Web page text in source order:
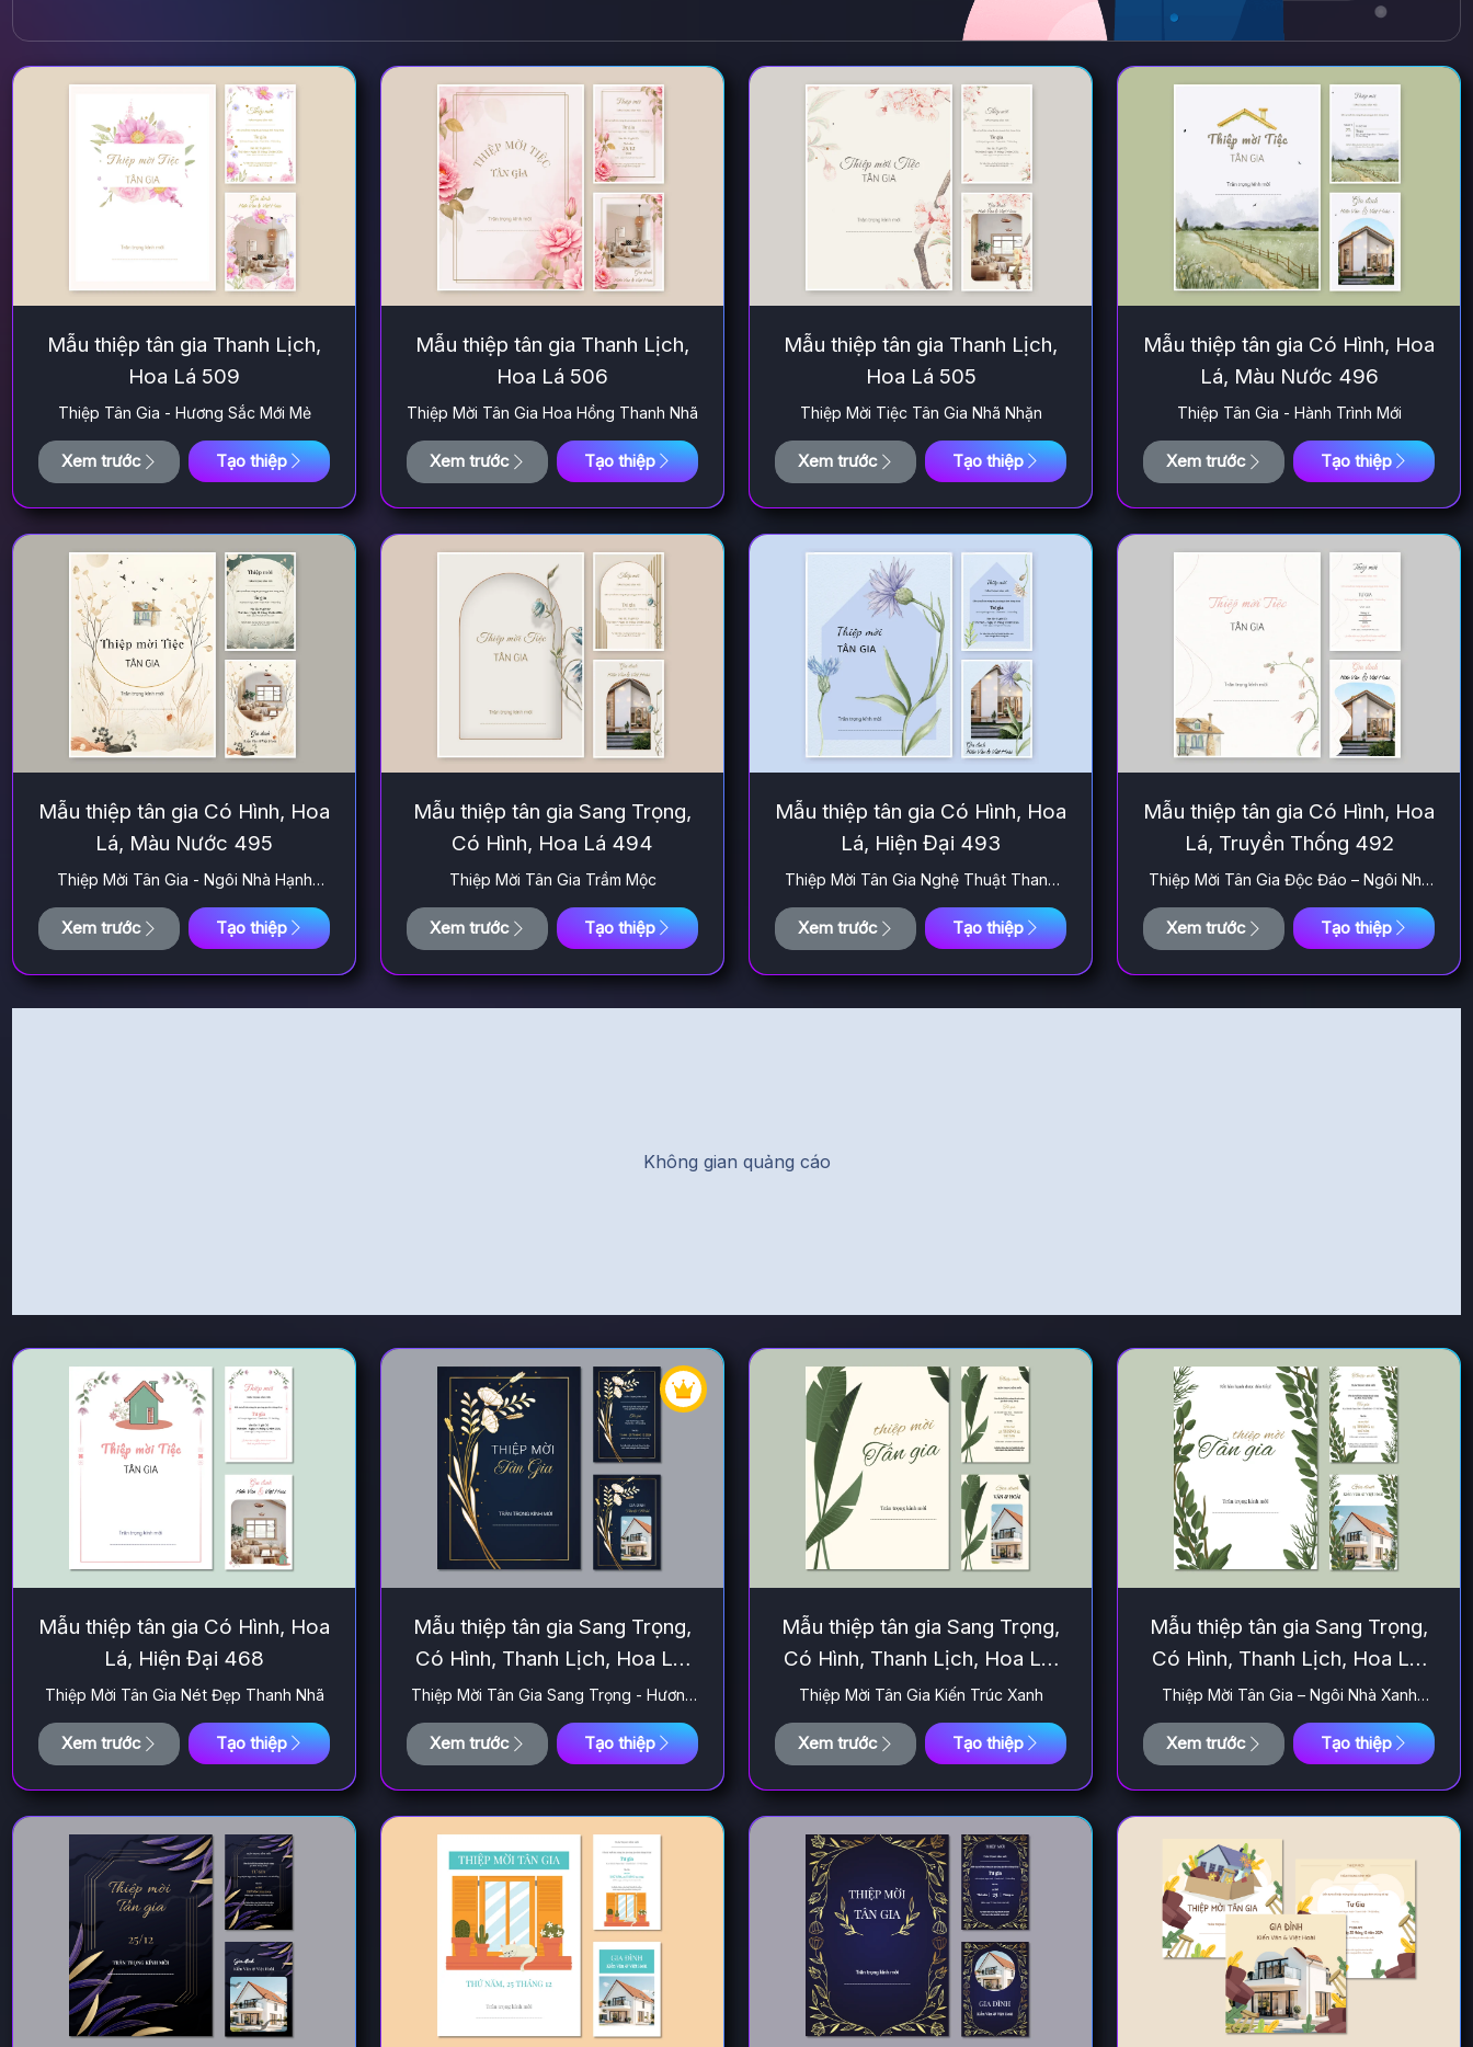
Mẫu thiệp tân gia Thanh Lịch,
Hoa Lá 509
Thiệp Tân Gia - Hương Sắc Mới Mẻ
Xem trước Tạo thiệp
Mẫu thiệp tân gia Thanh Lịch,
Hoa Lá 506
Thiệp Mời Tân Gia Hoa Hồng Thanh Nhã
Xem trước Tạo thiệp
Mẫu thiệp tân gia Thanh Lịch,
Hoa Lá 505
Thiệp Mời Tiệc Tân Gia Nhã Nhặn
Xem trước Tạo thiệp
Mẫu thiệp tân gia Có Hình, Hoa
Lá, Màu Nước 496
Thiệp Tân Gia - Hành Trình Mới
Xem trước Tạo thiệp
Mẫu thiệp tân gia Có Hình, Hoa
Lá, Màu Nước 495
Thiệp Mời Tân Gia - Ngôi Nhà Hạnh
Xem trước Tạo thiệp
Mẫu thiệp tân gia Sang Trọng,
Có Hình, Hoa Lá 494
Thiệp Mời Tân Gia Trầm Mộc
Xem trước Tạo thiệp
Mẫu thiệp tân gia Có Hình, Hoa
Lá, Hiện Đại 493
Thiệp Mời Tân Gia Nghệ Thuật Thanh
Xem trước Tạo thiệp
Mẫu thiệp tân gia Có Hình, Hoa
Lá, Truyền Thống 492
Thiệp Mời Tân Gia Độc Đáo – Ngôi Nhà
Xem trước Tạo thiệp
Mẫu thiệp tân gia Có Hình, Hoa
Lá, Hiện Đại 468
Thiệp Mời Tân Gia Nét Đẹp Thanh Nhã
Xem trước Tạo thiệp
Mẫu thiệp tân gia Sang Trọng,
Có Hình, Thanh Lịch, Hoa Lá,
Hiện Đại 311
Thiệp Mời Tân Gia Sang Trọng - Hương
Xem trước Tạo thiệp
Mẫu thiệp tân gia Sang Trọng,
Có Hình, Thanh Lịch, Hoa Lá,
Hiện Đại 284
Thiệp Mời Tân Gia Kiến Trúc Xanh
Xem trước Tạo thiệp
Mẫu thiệp tân gia Sang Trọng,
Có Hình, Thanh Lịch, Hoa Lá,
Hiện Đại 283
Thiệp Mời Tân Gia – Ngôi Nhà Xanh
Xem trước Tạo thiệp